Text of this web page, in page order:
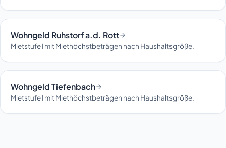
Wohngeld Ruhstorf a.d. Rott
Mietstufe I mit Miethöchstbeträgen nach Haushaltsgröße.
Wohngeld Tiefenbach
Mietstufe I mit Miethöchstbeträgen nach Haushaltsgröße.